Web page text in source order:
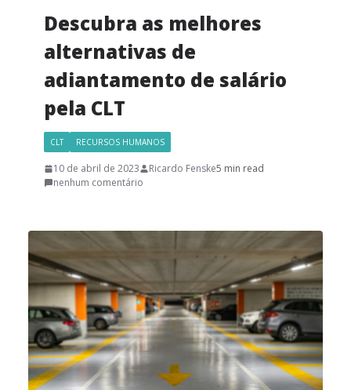
Descubra as melhores
alternativas de
adiantamento de salário
pela CLT
CLT RECURSOS HUMANOS
10 de abril de 2023 Ricardo Fenske5 min read
nenhum comentário